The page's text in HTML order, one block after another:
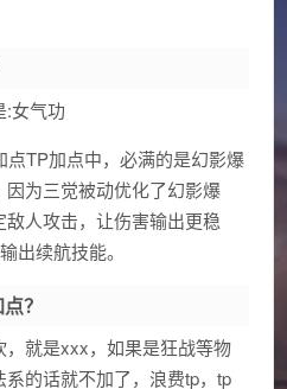
:女气功
点TP加点中，必满的是幻影爆
为三觉被动优化了幻影爆
人攻击，让伤害输出更稳
出续航技能。
？
就是xxx，如果是狂战等物
的话就不加了，浪费tp，tp